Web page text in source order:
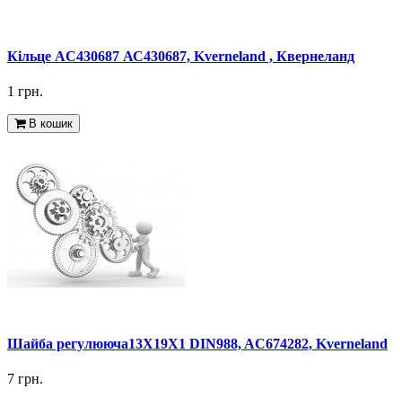
Кільце AC430687 АС430687, Kverneland , Квернеланд
1 грн.
В кошик
Шайба регулююча13X19X1 DIN988, AC674282, Kverneland
7 грн.